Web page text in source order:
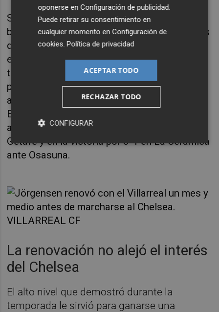
Sin embargo, se fue ganando al público a
base de buenas actuaciones y partidos en los
que, de no ser por él, el Villarreal hubiera
encajado todavía más goles. De hecho,
terminó la Liga como portero con más
paradas del campeonato con un total de 143,
a una media de 4 por partido disputado.
Especialmente destacadas fueron sus
actuaciones en el 0-0 en el Coliseum de
Getafe y en la victoria por 3-1 en La Cerámica
ante Osasuna.
La renovación no alejó el interés
del Chelsea
El alto nivel que demostró durante la
temporada le sirvió para ganarse una
oponerse enConfiguración de publicidad
Puede retirar su consentimiento en
cualquier momento enConfiguración de
cookies .Política de privacidad
ACEPTAR TODO
RECHAZAR TODO
CONFIGURAR